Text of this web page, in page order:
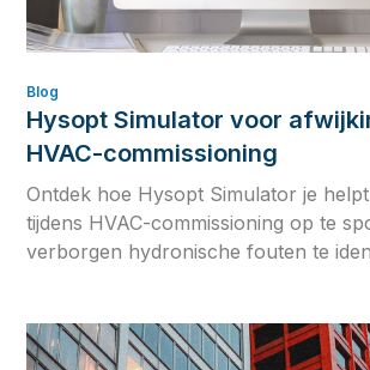
Blog
Hysopt Simulator voor
HVAC-commissioning
Ontdek hoe Hysopt Simulator je
tijdens HVAC-commissioning op te
verborgen hydronische fouten te